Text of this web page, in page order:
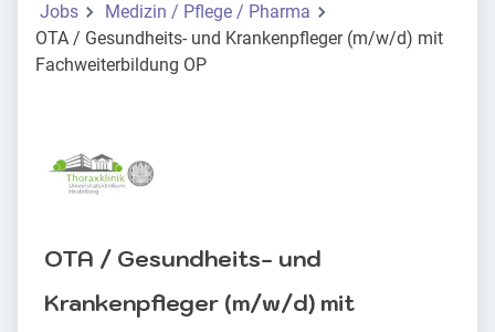
Jobs
Medizin / Pflege / Pharma
OTA / Gesundheits- und Krankenpfleger (m/w/d) mit
Fachweiterbildung OP
OTA / Gesundheits- und
Krankenpfleger (m/w/d) mit